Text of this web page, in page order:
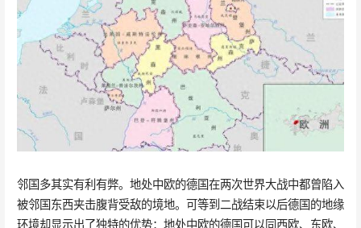
邻国多其实有利有弊。地处中欧的德国在两次世界大战中都曾陷入
被邻国东西夹击腹背受敌的境地。可等到二战结束以后德国的地缘
环境却显示出了独特的优势：地处中欧的德国可以同西欧、东欧、